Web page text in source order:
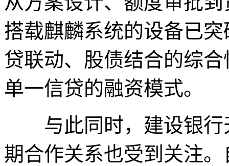
搭载麒麟系统的设备已
贷联动、股债结合的综
单一信贷的融资模式。
与此同时，建设银行
期合作关系也受到关注